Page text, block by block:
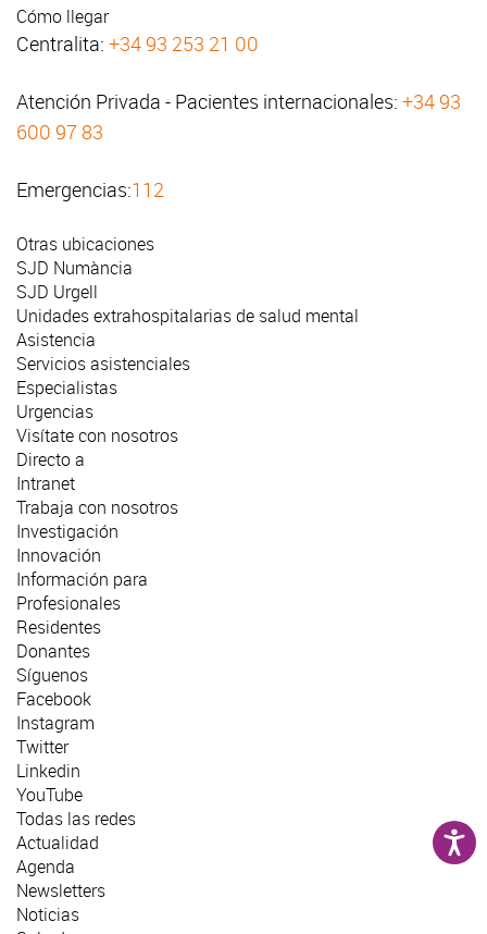
Cómo llegar
Centralita: +34 93 253 21 00
Atención Privada - Pacientes internacionales: +34 93
600 97 83
Emergencias:112
Otras ubicaciones
SJD Numància
SJD Urgell
Unidades extrahospitalarias de salud mental
Asistencia
Servicios asistenciales
Especialistas
Urgencias
Visítate con nosotros
Directo a
Intranet
Trabaja con nosotros
Investigación
Innovación
Información para
Profesionales
Residentes
Donantes
Síguenos
Facebook
Instagram
Twitter
Linkedin
YouTube
Todas las redes
Actualidad
Agenda
Newsletters
Noticias